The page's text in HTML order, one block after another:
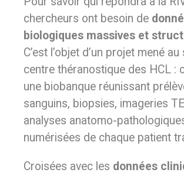
chercheurs ont besoin de
biologiques massives et
C’est l’objet d’un projet mené au
centre théranostique des HCL :
une biobanque réunissant
sanguins, biopsies, imageries
analyses anatomo-
numérisées de chaque patient
Croisées avec les données